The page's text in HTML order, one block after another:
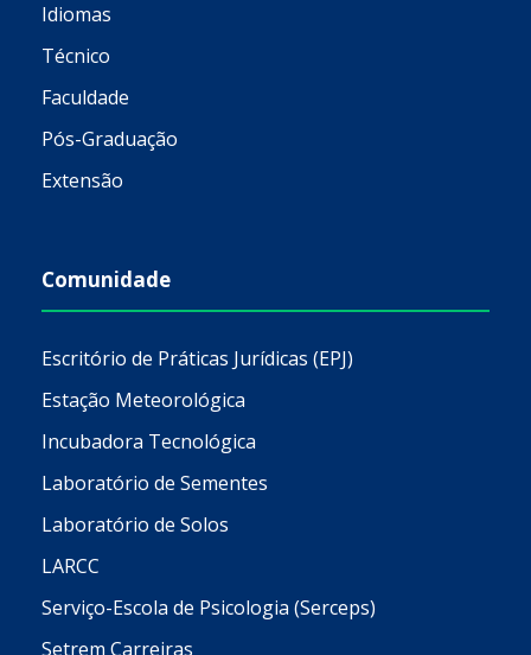
Idiomas
Técnico
Faculdade
Pós-Graduação
Extensão
Comunidade
Escritório de Práticas Jurídicas (EPJ)
Estação Meteorológica
Incubadora Tecnológica
Laboratório de Sementes
Laboratório de Solos
LARCC
Serviço-Escola de Psicologia (Serceps)
Setrem Carreiras